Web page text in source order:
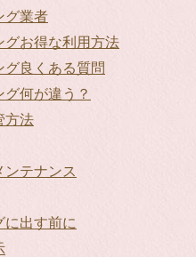
グ業者
グお得な利用方法
良くある質問
何が違う？
方法
ンテナンス
に出す前に